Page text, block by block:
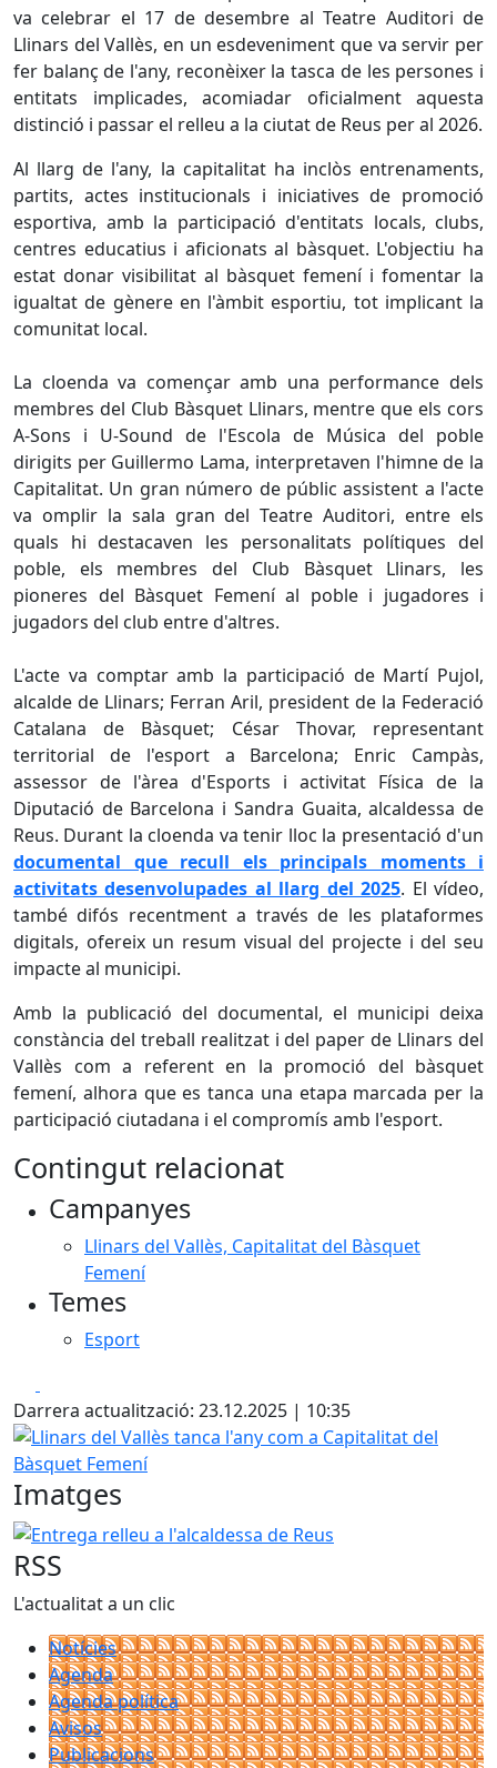
va celebrar el 17 de desembre al Teatre Auditori de
Llinars del Vallès, en un esdeveniment que va servir per
fer balanç de l'any, reconèixer la tasca de les persones i
entitats implicades, acomiadar oficialment aquesta
distinció i passar el relleu a la ciutat de Reus per al 2026.
Al llarg de l'any, la capitalitat ha inclòs entrenaments,
partits, actes institucionals i iniciatives de promoció
esportiva, amb la participació d'entitats locals, clubs,
centres educatius i aficionats al bàsquet. L'objectiu ha
estat donar visibilitat al bàsquet femení i fomentar la
igualtat de gènere en l'àmbit esportiu, tot implicant la
comunitat local.
La cloenda va començar amb una performance dels
membres del Club Bàsquet Llinars, mentre que els cors
A-Sons i U-Sound de l'Escola de Música del poble
dirigits per Guillermo Lama, interpretaven l'himne de la
Capitalitat. Un gran número de públic assistent a l'acte
va omplir la sala gran del Teatre Auditori, entre els
quals hi destacaven les personalitats polítiques del
poble, els membres del Club Bàsquet Llinars, les
pioneres del Bàsquet Femení al poble i jugadores i
jugadors del club entre d'altres.
L'acte va comptar amb la participació de Martí Pujol,
alcalde de Llinars; Ferran Aril, president de la Federació
Catalana de Bàsquet; César Thovar, representant
territorial de l'esport a Barcelona; Enric Campàs,
assessor de l'àrea d'Esports i activitat Física de la
Diputació de Barcelona i Sandra Guaita, alcaldessa de
Reus. Durant la cloenda va tenir lloc la presentació d'un
documental que recull els principals moments i
activitats desenvolupades al llarg del 2025. El vídeo,
també difós recentment a través de les plataformes
digitals, ofereix un resum visual del projecte i del seu
impacte al municipi.
Amb la publicació del documental, el municipi deixa
constància del treball realitzat i del paper de Llinars del
Vallès com a referent en la promoció del bàsquet
femení, alhora que es tanca una etapa marcada per la
participació ciutadana i el compromís amb l'esport.
Contingut relacionat
Campanyes
Llinars del Vallès, Capitalitat del Bàsquet
Femení
Temes
Esport
Darrera actualització: 23.12.2025 | 10:35
Llinars del Vallès tanca l'any com a Capitalitat del Bàsquet
Imatges
Entrega relleu a l'alcaldessa de Reus
RSS
L'actualitat a un clic
Notícies
Agenda
Agenda política
Avisos
Publicacions